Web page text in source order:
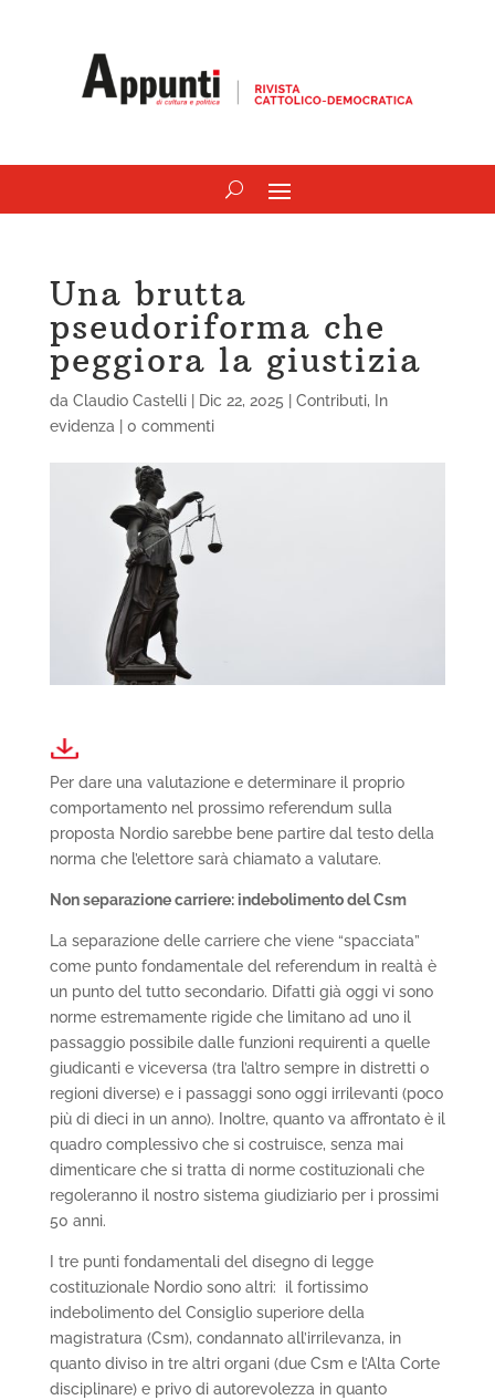
Una brutta
pseudoriforma che
peggiora la giustizia
da Claudio Castelli| Dic 22, 2025 Contributi,
In
evidenza
0 commenti
Per dare una valutazione e determinare il proprio
comportamento nel prossimo referendum sulla
proposta Nordio sarebbe bene partire dal testo della
norma che l’elettore sarà chiamato a valutare.
Non separazione carriere: indebolimento del Csm
La separazione delle carriere che viene “spacciata”
come punto fondamentale del referendum in realtà è
un punto del tutto secondario. Difatti già oggi vi sono
norme estremamente rigide che limitano ad uno il
passaggio possibile dalle funzioni requirenti a quelle
giudicanti e viceversa (tra l’altro sempre in distretti o
regioni diverse) e i passaggi sono oggi irrilevanti (poco
più di dieci in un anno). Inoltre, quanto va affrontato è il
quadro complessivo che si costruisce, senza mai
dimenticare che si tratta di norme costituzionali che
regoleranno il nostro sistema giudiziario per i prossimi
50 anni.
I tre punti fondamentali del disegno di legge
costituzionale Nordio sono altri: il fortissimo
indebolimento del Consiglio superiore della
magistratura (Csm), condannato all’irrilevanza, in
quanto diviso in tre altri organi (due Csm e l’Alta Corte
disciplinare) e privo di autorevolezza in quanto